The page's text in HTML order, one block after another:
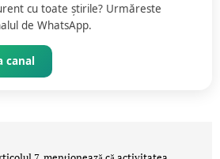
cu toate știrile? Urmăreste
de WhatsApp.
canal